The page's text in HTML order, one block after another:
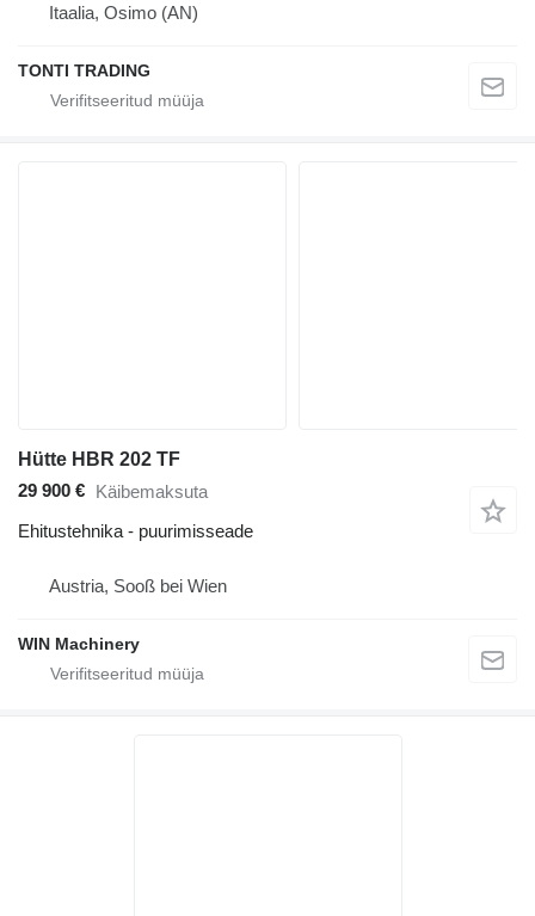
Itaalia, Osimo (AN)
TONTI TRADING
Hütte HBR 202 TF
29 900 € Käibemaksuta
Ehitustehnika - puurimisseade
Austria, Sooß bei Wien
WIN Machinery